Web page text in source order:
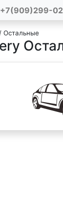
+7(909)299-
/ Остальные